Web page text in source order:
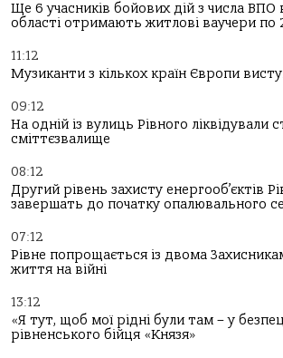
Ще 6 учасників бойових дій з числа ВПО
області отримають житлові ваучери по
11:12
Музиканти з кількох країн Європи
09:12
На одній із вулиць Рівного ліквідували
сміттєзвалище
08:12
Другий рівень захисту енергооб’єктів
завершать до початку опалювального
07:12
Рівне попрощається із двома
життя на війні
13:12
«Я тут, щоб мої рідні були там – у
рівненського бійця «Князя»